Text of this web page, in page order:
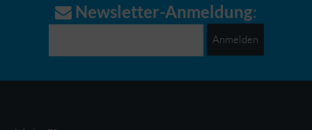
Newsletter-Anmeldung
Anmelden